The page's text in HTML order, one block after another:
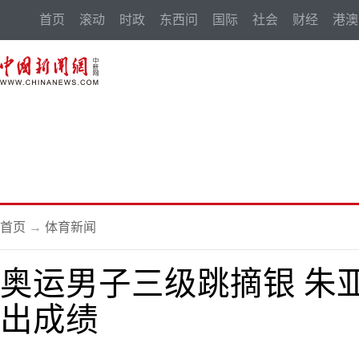
首页 滚动 时政 东西问 国际 社会 财经 港澳
首页 → 体育新闻
奥运男子三级跳摘银 朱
出成绩